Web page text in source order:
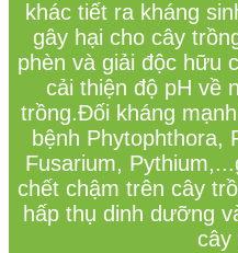
khác tiết ra kháng
gây hại cho cây trồ
phèn và giải độc hữu c
cải thiện độ pH về
trồng.Đối kháng mạ
bệnh Phytophthora,
Fusarium,
chết chậm trên cây trồ
hấp thụ dinh dưỡng v
cây